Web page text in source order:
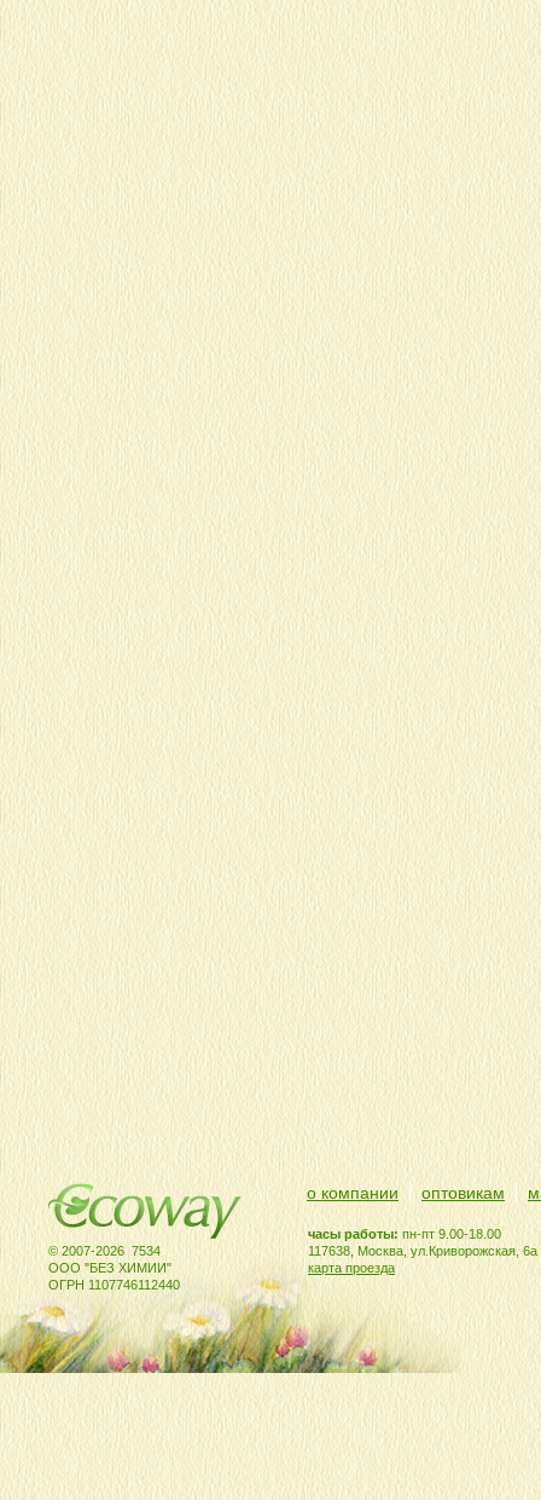
© 2007-2026 7534
ООО "БЕЗ ХИМИИ"
ОГРН 1107746112440
часы работы: пн-пт 9.00-18.00
117638, Москва, ул.Криворожская, 6а
карта проезда
о компании оптовикам